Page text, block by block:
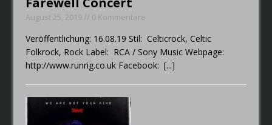
August 25, 2019 // 0 Kommentare
Veröffentlichung: 16.08.19 Stil: Celticrock, Celtic
Folkrock, Rock Label: RCA / Sony Music Webpage:
http://www.runrig.co.uk Facebook:[...]